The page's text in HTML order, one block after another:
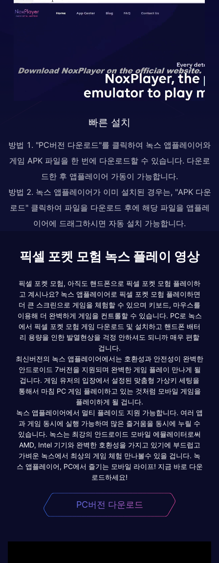
빠른 설치
방법 1. "PC버전 다운로드"를 클릭하여 녹스 앱플레이어와
게임 APK 파일을 한 번에 다운로드할 수 있습니다. 다운로
드한 후 앱플레이어 가동이 가능합니다.
방법 2. 녹스 앱플레이어가 이미 설치된 경우는, "APK 다운
로드" 클릭하여 파일을 다운로드 후에 해당 파일을 앱플레
이어에 드래그하시면 자동 설치 가능합니다.
픽셀 포켓 모험 녹스 플레이 영상
픽셀 포켓 모험, 아직도 핸드폰으로 픽셀 포켓 모험 플레이하
고 계시나요? 녹스 앱플레이어로 픽셀 포켓 모험 플레이하면
더 큰 스크린으로 게임을 체험할 수 있으며 키보드, 마우스를
이용해 더 완벽하게 게임을 컨트롤할 수 있습니다. PC로 녹스
에서 픽셀 포켓 모험 게임 다운로드 및 설치하고 핸드폰 배터
리 용량을 인한 발열현상을 걱정 안하셔도 되니까 매우 편할
겁니다.
최신버전의 녹스 앱플레이어에서는 호환성과 안전성이 완벽한
안드로이드 7버전을 지원되며 완벽한 게임 플레이 만나게 될
겁니다. 게임 유저의 입장에서 설정된 맞춤형 가상키 세팅을
통해서 마침 PC 게임 플레이하고 있는 것처럼 모바일 게임을
플레이하게 될 겁니다.
녹스 앱플레이어에서 멀티 플레이도 지원 가능합니다. 여러 앱
과 게임 동시에 실행 가능하며 많은 즐거움을 동시에 누릴 수
있습니다. 녹스는 최강의 안드로이드 모바일 에뮬레이터로써
AMD, Intel 기기와 완벽한 호환성을 가지고 있기에 부드럽고
가벼운 녹스에서 최상의 게임 체험 만나볼수 있을 겁니다. 녹
스 앱플레이어, PC에서 즐기는 모바일 라이프! 지금 바로 다운
로드하세요!
PC버전 다운로드